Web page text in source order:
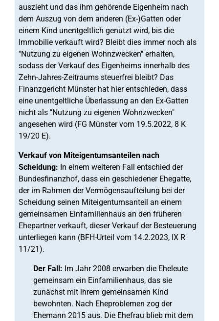
auszieht und das ihm gehörende Eigenheim nach
dem Auszug von dem anderen (Ex-)Gatten oder
einem Kind unentgeltlich genutzt wird, bis die
Immobilie verkauft wird? Bleibt dies immer noch als
"Nutzung zu eigenen Wohnzwecken" erhalten,
sodass der Verkauf des Eigenheims innerhalb des
Zehn-Jahres-Zeitraums steuerfrei bleibt? Das
Finanzgericht Münster hat hier entschieden, dass
eine unentgeltliche Überlassung an den Ex-Gatten
nicht als "Nutzung zu eigenen Wohnzwecken"
angesehen wird (FG Münster vom 19.5.2022, 8 K
19/20 E).
Verkauf von Miteigentumsanteilen nach
Scheidung: In einem weiteren Fall entschied der
Bundesfinanzhof, dass ein geschiedener Ehegatte,
der im Rahmen der Vermögensaufteilung bei der
Scheidung seinen Miteigentumsanteil an einem
gemeinsamen Einfamilienhaus an den früheren
Ehepartner verkauft, dieser Verkauf der Besteuerung
unterliegen kann (BFH-Urteil vom 14.2.2023, IX R
11/21).
Der Fall: Im Jahr 2008 erwarben die Eheleute
gemeinsam ein Einfamilienhaus, das sie
zunächst mit ihrem gemeinsamen Kind
bewohnten. Nach Eheproblemen zog der
Ehemann 2015 aus. Die Ehefrau blieb mit dem